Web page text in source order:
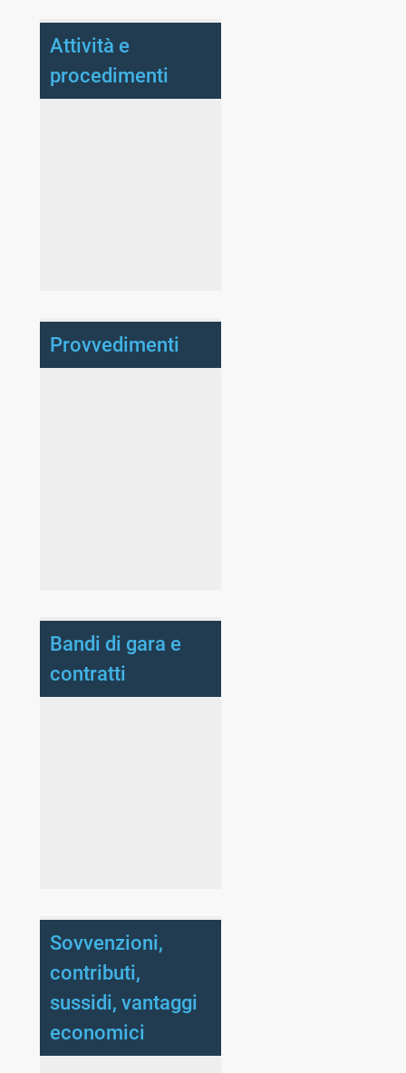
Attività e
procedimenti
Provvedimenti
Bandi di gara e
contratti
Sovvenzioni,
contributi,
sussidi, vantaggi
economici